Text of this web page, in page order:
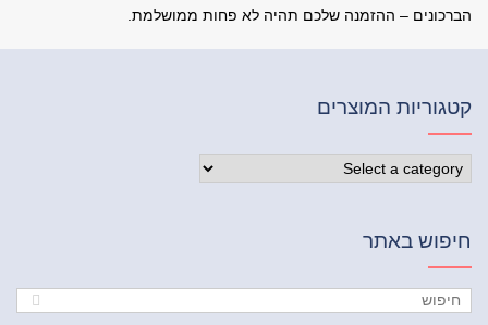
הברכונים – ההזמנה שלכם תהיה לא פחות ממושלמת.
קטגוריות המוצרים
חיפוש באתר